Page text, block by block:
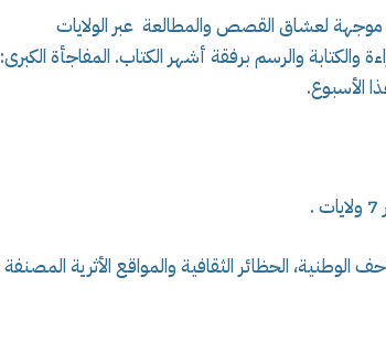
موجهة لعشاق القصص والمطالعة عبر الولايات
والكتابة والرسم برفقة أشهر الكتاب. المفاجأة الكبرى:
الأسبوع.
الوطنية، الحظائر الثقافية والمواقع الأثرية المصنفة